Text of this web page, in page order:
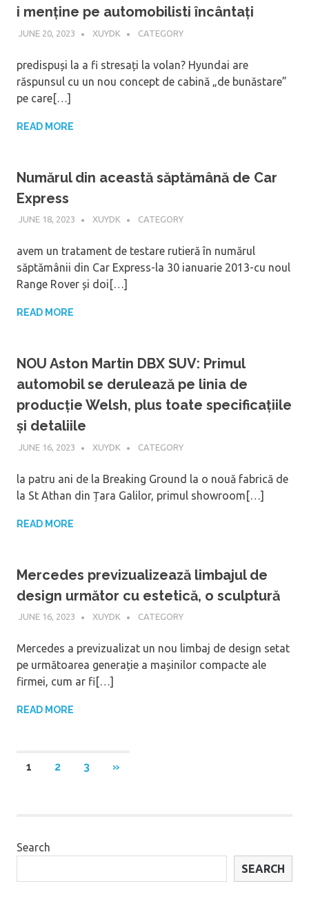
i menține pe automobilisti încântați
JUNE 20, 2023 XUYDK CATEGORY
predispuși la a fi stresați la volan? Hyundai are
răspunsul cu un nou concept de cabină „de bunăstare”
pe care[…]
READ MORE
Numărul din această săptămână de Car
Express
JUNE 18, 2023 XUYDK CATEGORY
avem un tratament de testare rutieră în numărul
săptămânii din Car Express-la 30 ianuarie 2013-cu noul
Range Rover și doi[…]
READ MORE
NOU Aston Martin DBX SUV: Primul
automobil se derulează pe linia de
producție Welsh, plus toate specificațiile
și detaliile
JUNE 16, 2023 XUYDK CATEGORY
la patru ani de la Breaking Ground la o nouă fabrică de
la St Athan din Țara Galilor, primul showroom[…]
READ MORE
Mercedes previzualizează limbajul de
design următor cu estetică, o sculptură
JUNE 16, 2023 XUYDK CATEGORY
Mercedes a previzualizat un nou limbaj de design setat
pe următoarea generație a mașinilor compacte ale
firmei, cum ar fi[…]
READ MORE
Posts
1 2 3
NEXT
»
Search
SEARCH